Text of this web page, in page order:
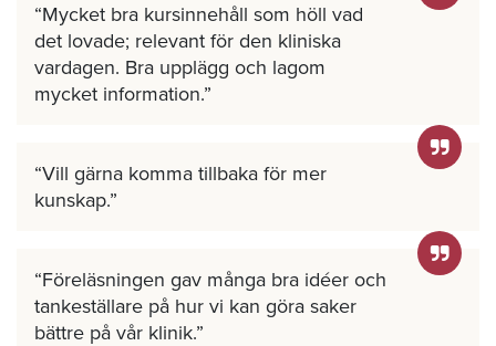
Mycket bra kursinnehåll som höll vad
det lovade; relevant för den kliniska
vardagen. Bra upplägg och lagom
mycket information.
Vill gärna komma tillbaka för mer
kunskap.
Föreläsningen gav många bra idéer och
tankeställare på hur vi kan göra saker
bättre på vår klinik.